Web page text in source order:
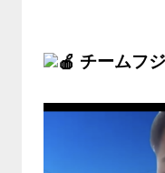
チームフ